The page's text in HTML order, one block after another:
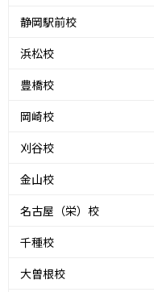
静岡駅前校
浜松校
豊橋校
岡崎校
刈谷校
金山校
名古屋（栄）校
千種校
大曽根校